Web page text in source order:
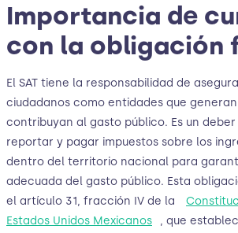
Importancia de
con la obligación
El SAT tiene la responsabilidad de
ciudadanos como entidades que
contribuyan al gasto público. Es un
reportar y pagar impuestos sobre los
dentro del territorio nacional para
adecuada del gasto público. Esta
el artículo 31, fracción IV de la
Estados Unidos Mexicanos
, que